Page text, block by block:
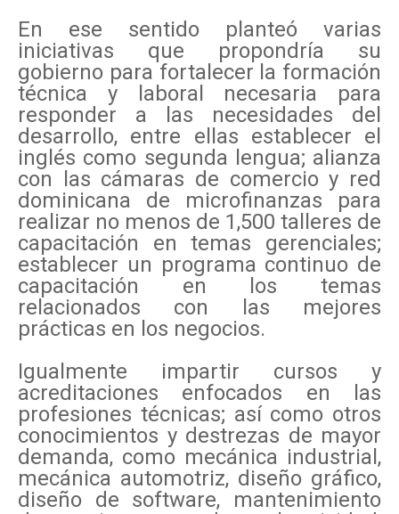
En ese sentido planteó varias
iniciativas que propondría su
gobierno para fortalecer la formación
técnica y laboral necesaria para
responder a las necesidades del
desarrollo, entre ellas establecer el
inglés como segunda lengua; alianza
con las cámaras de comercio y red
dominicana de microfinanzas para
realizar no menos de 1,500 talleres de
capacitación en temas gerenciales;
establecer un programa continuo de
capacitación en los temas
relacionados con las mejores
prácticas en los negocios.
Igualmente impartir cursos y
acreditaciones enfocados en las
profesiones técnicas; así como otros
conocimientos y destrezas de mayor
demanda, como mecánica industrial,
mecánica automotriz, diseño gráfico,
diseño de software, mantenimiento